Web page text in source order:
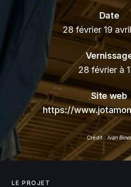
Date
28 février 19
28 février à
Site web
https://
Crédit : Ivan Binet
LE PROJET